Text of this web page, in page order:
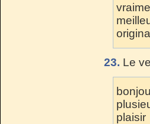
23. Le
plaisir